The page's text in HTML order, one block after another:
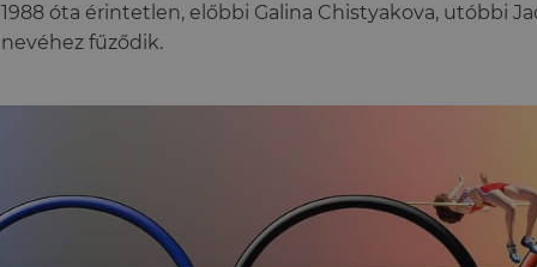
1988 óta érintetlen, előbbi Galina Chistyakova, utóbbi
nevéhez fűződik.